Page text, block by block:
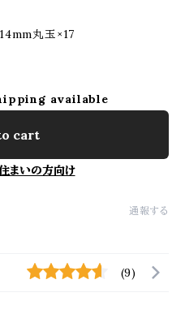
丸玉×17
available
cart
まいの方向け
通報する
(9)